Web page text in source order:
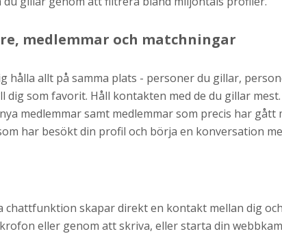
medlemmar och matchningar
hålla allt på samma plats - personer du gillar,
dig som favorit. Håll kontakten med de du gillar
medlemmar samt medlemmar som precis har gått
har besökt din profil och börja en konversation
chattfunktion skapar direkt en kontakt mellan dig
eller genom att skriva, eller starta din